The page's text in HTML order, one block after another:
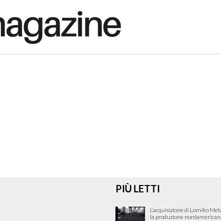
PIÙ LETTI
L’acquisizione di Lomiko
la produzione